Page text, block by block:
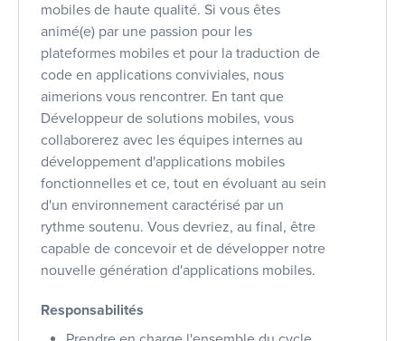
mobiles de haute qualité. Si vous êtes
animé(e) par une passion pour les
plateformes mobiles et pour la traduction de
code en applications conviviales, nous
aimerions vous rencontrer. En tant que
Développeur de solutions mobiles, vous
collaborerez avec les équipes internes au
développement d'applications mobiles
fonctionnelles et ce, tout en évoluant au sein
d'un environnement caractérisé par un
rythme soutenu. Vous devriez, au final, être
capable de concevoir et de développer notre
nouvelle génération d'applications mobiles.
Responsabilités